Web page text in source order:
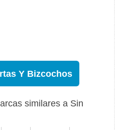
Y Bizcochos
similares a Sin